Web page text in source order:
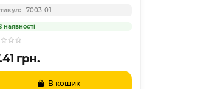
7003-01
грн.
В кошик